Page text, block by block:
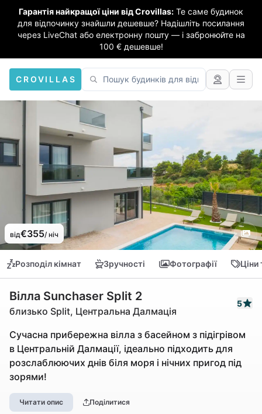
Гарантія найкращої ціни від Crovillas: Те саме будинок
для відпочинку знайшли дешевше? Надішліть посилання
через LiveChat або електронну пошту — і забронюйте на
100 € дешевше!
CROVILLAS
від€355/ ніч
Розподіл кімнат Зручності Фотографії Ціни
Вілла Sunchaser Split 2
близько Split, Центральна Далмація
5
Сучасна прибережна вілла з басейном з підігрівом
в Центральній Далмації, ідеально підходить для
розслаблюючих днів біля моря і нічних пригод під
зорями!
Читати опис Поділитися